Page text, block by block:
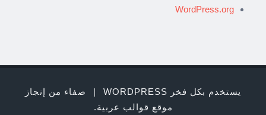
WordPress.org
يستخدم بكل فخر WORDPRESS |
صفاء من إنجاز
موقع قوالب عربية.